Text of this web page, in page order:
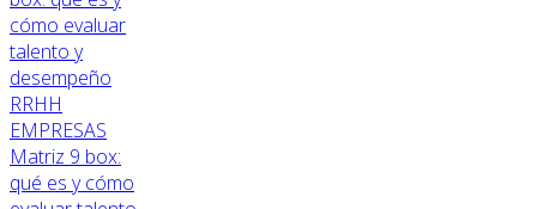
RRHH
EMPRESAS
Matriz 9 box:
qué es y cómo